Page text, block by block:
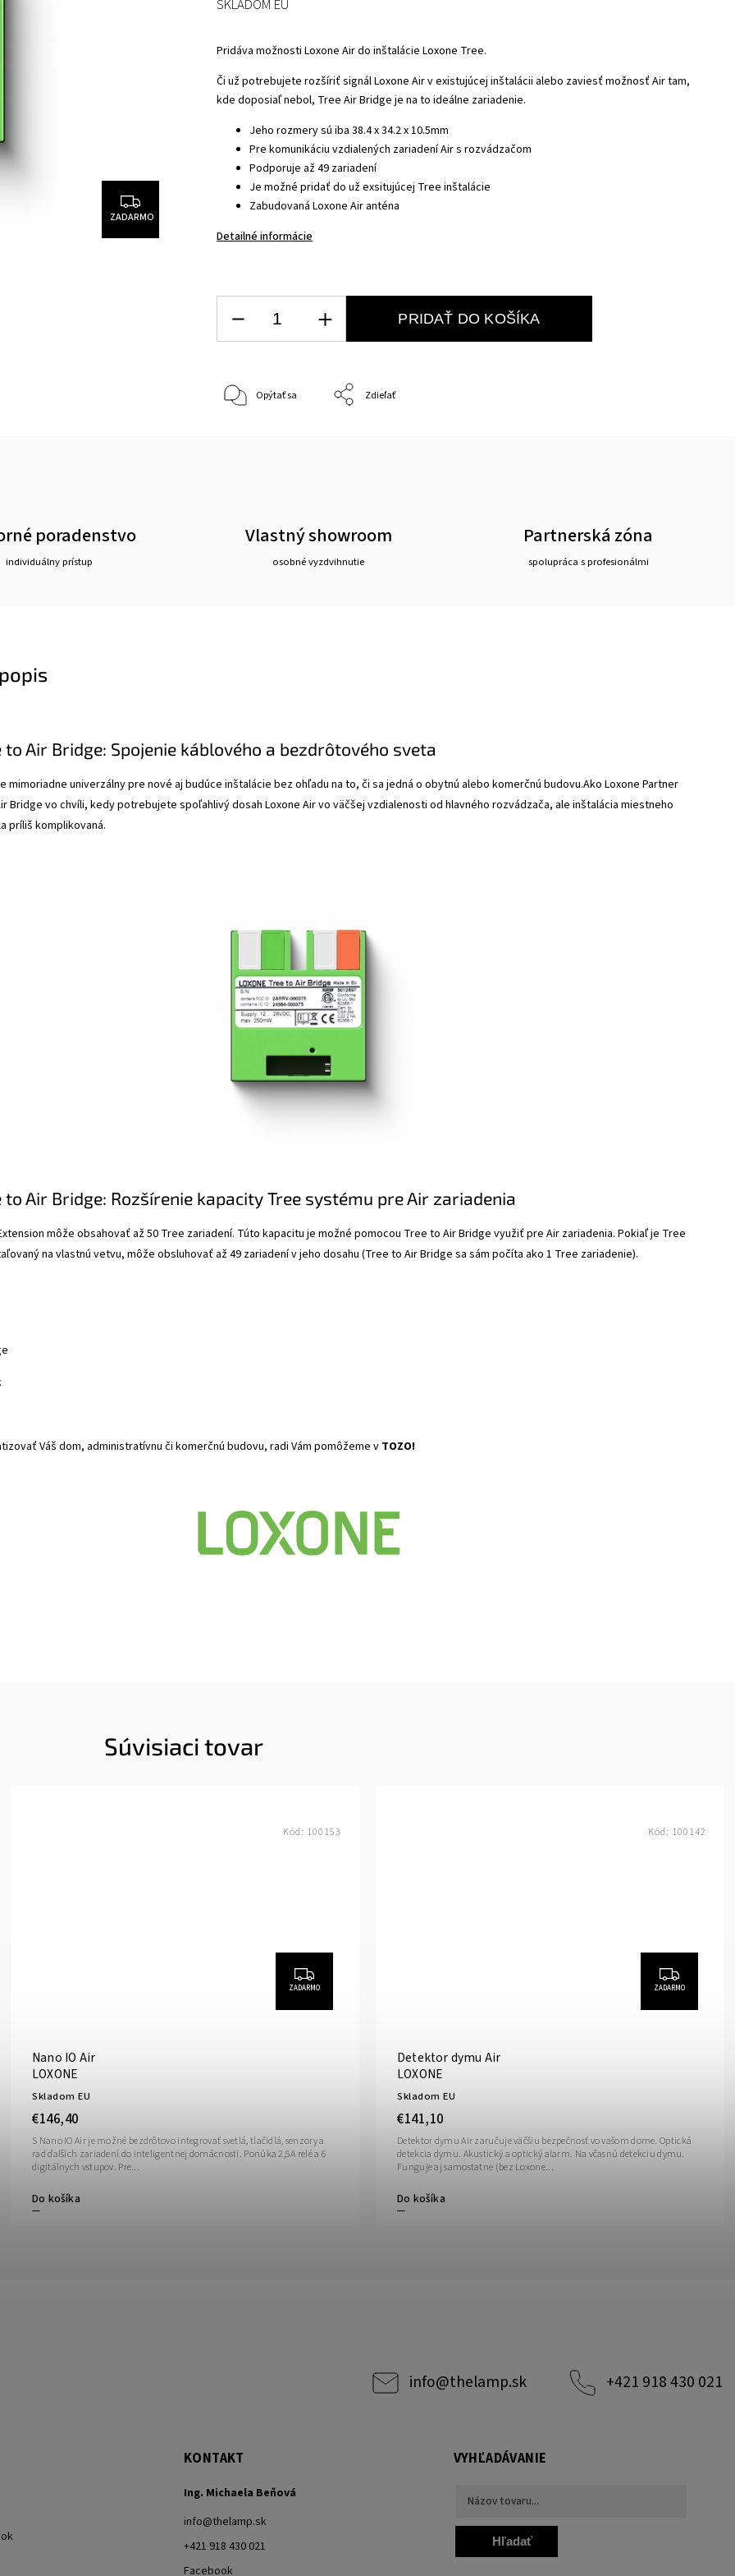
ZADARMO
Pridáva možnosti Loxone Air do inštalácie Loxone Tree.
Či už potrebujete rozšíriť signál Loxone Air v existujúcej inštalácii alebo zaviesť možnosť Air tam,
kde doposiaľ nebol, Tree Air Bridge je na to ideálne zariadenie.
Jeho rozmery sú iba 38.4 x 34.2 x 10.5mm
Pre komunikáciu vzdialených zariadení Air s rozvádzačom
Podporuje až 49 zariadení
Je možné pridať do už exsitujúcej Tree inštalácie
Zabudovaná Loxone Air anténa
Detailné informácie
SKLADOM EU
PRIDAŤ DO KOŠÍKA
Opýtať sa Zdieľať
poradenstvo
individuálny prístup
Vlastný showroom
osobné vyzdvihnutie
Partnerská zóna
spolupráca s profesionálmi
to Air Bridge: Spojenie káblového a bezdrôtového sveta
mimoriadne univerzálny pre nové aj budúce inštalácie bez ohľadu na to, či sa jedná o obytnú alebo komerčnú budovu.Ako Loxone Partner
Bridge vo chvíli, kedy potrebujete spoľahlivý dosah Loxone Air vo väčšej vzdialenosti od hlavného rozvádzača, ale inštalácia miestneho
príliš komplikovaná.
to Air Bridge: Rozšírenie kapacity Tree systému pre Air zariadenia
môže obsahovať až 50 Tree zariadení. Túto kapacitu je možné pomocou Tree to Air Bridge využiť pre Air zariadenia. Pokiaľ je Tree
na vlastnú vetvu, môže obsluhovať až 49 zariadení v jeho dosahu (Tree to Air Bridge sa sám počíta ako 1 Tree zariadenie).
Váš dom, administratívnu či komerčnú budovu, radi Vám pomôžeme v TOZO!
Súvisiaci tovar
ZADARMO
Nano IO Air
LOXONE
Skladom EU
€146,40
Do košíka
S Nano IO Air je možné bezdrôtovo integrovať svetlá, tlačidlá, senzory a
rad ďalších zariadení do inteligentnej domácnosti. Ponúka 2,5A relé a 6
digitálnych vstupov. Pre...
Kód: 100153
ZADARMO
Detektor dymu Air
LOXONE
Skladom EU
€141,10
Do košíka
Detektor dymu Air zaručuje väčšiu bezpečnosť vo vašom dome. Optická
detekcia dymu. Akustický a optický alarm. Na včasnú detekciu dymu.
Funguje aj samostatne (bez Loxone...
Kód: 100142
info@thelamp.sk +421 918 430 021
KONTAKT
Ing. Michaela Beňová
info@thelamp.sk
+421 918 430 021
Facebook
VYHĽADÁVANIE
Hľadať